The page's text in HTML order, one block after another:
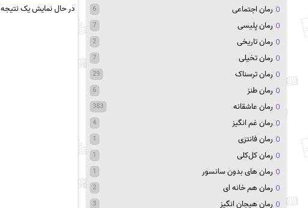
در حال نمایش یک نتیجه رمان اجتماعی 6
رمان پلیسی 7
رمان تاریخی 2
رمان تخیلی 7
رمان ترسناک 29
رمان طنز 6
رمان عاشقانه 383
رمان غم انگیز 4
رمان فانتزی 1
رمان کل‌کلی 1
رمان های بدون سانسور 1
رمان هم خانه ای 2
رمان هیجان انگیز 3